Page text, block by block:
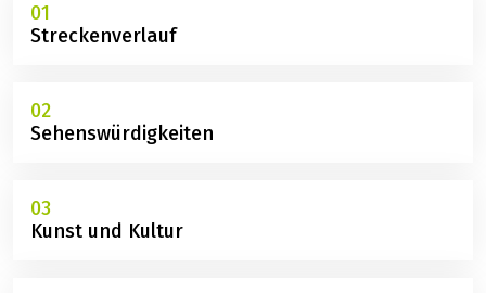
01
Streckenverlauf
02
Sehenswürdigkeiten
03
Kunst und Kultur